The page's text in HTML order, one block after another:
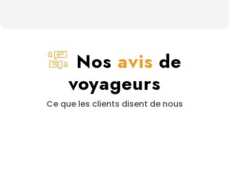
Nos avis de
voyageurs
Ce que les clients disent de nous